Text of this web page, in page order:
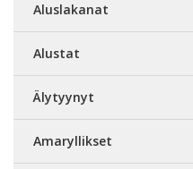
Aluslakanat
Alustat
Älytyynyt
Amaryllikset